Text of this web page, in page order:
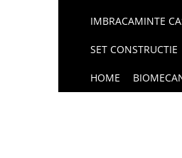
IMBRACAMINTE
SET CONSTRUCTIE
HOME